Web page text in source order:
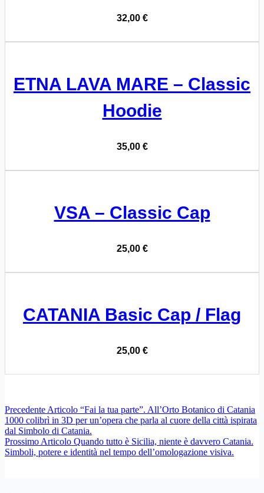
32,00 €
ETNA LAVA MARE – Classic
Hoodie
35,00 €
VSA – Classic Cap
25,00 €
CATANIA Basic Cap / Flag
25,00 €
Precedente Articolo “Fai la tua parte”. All’Orto Botanico di Catania
1000 colibrì in 3D per un’opera che parla al cuore della città ispirata
dal Simbolo di Catania.
Prossimo Articolo Quando tutto è Sicilia, niente è davvero Catania.
Simboli, potere e identità nel tempo dell’omologazione visiva.